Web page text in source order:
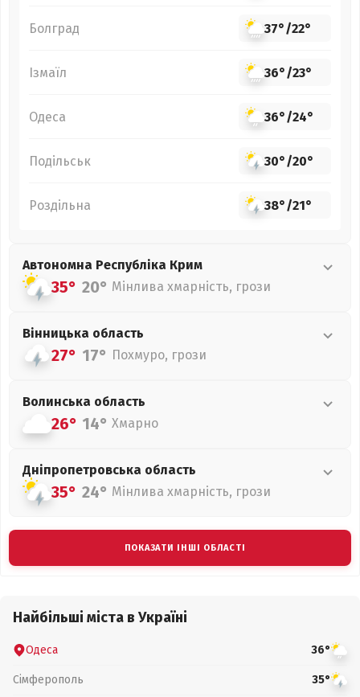
Болград 37°/22°
Ізмаїл 36°/23°
Одеса 36°/24°
Подільськ 30°/20°
Роздільна 38°/21°
Автономна Республіка Крим
35° 20° Мінлива хмарність, грози
Вінницька область
27° 17° Похмуро, грози
Волинська область
26° 14° Хмарно
Дніпропетровська область
35° 24° Мінлива хмарність, грози
ПОКАЗАТИ ІНШІ ОБЛАСТІ
Найбільші міста в Україні
Одеса 36°
Сімферополь 35°